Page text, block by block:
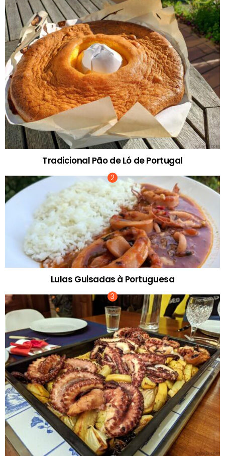
Tradicional Pão de Ló de Portugal
Lulas Guisadas à Portuguesa